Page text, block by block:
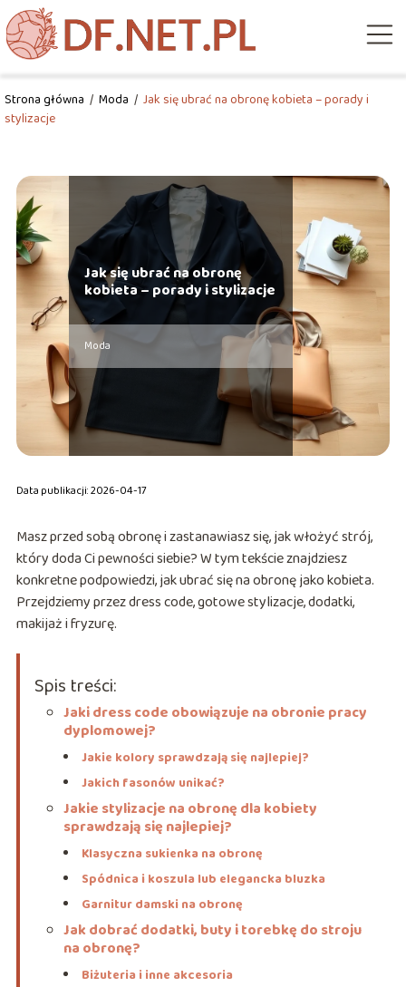
Strona główna / Moda / Jak się ubrać na obronę kobieta – porady i
stylizacje
Jak się ubrać na obronę
kobieta – porady i stylizacje
Moda
Data publikacji: 2026-04-17
Masz przed sobą obronę i zastanawiasz się, jak włożyć strój,
który doda Ci pewności siebie? W tym tekście znajdziesz
konkretne podpowiedzi, jak ubrać się na obronę jako kobieta.
Przejdziemy przez dress code, gotowe stylizacje, dodatki,
makijaż i fryzurę.
Spis treści:
Jaki dress code obowiązuje na obronie pracy
dyplomowej?
Jakie kolory sprawdzają się najlepiej?
Jakich fasonów unikać?
Jakie stylizacje na obronę dla kobiety
sprawdzają się najlepiej?
Klasyczna sukienka na obronę
Spódnica i koszula lub elegancka bluzka
Garnitur damski na obronę
Jak dobrać dodatki, buty i torebkę do stroju
na obronę?
Biżuteria i inne akcesoria